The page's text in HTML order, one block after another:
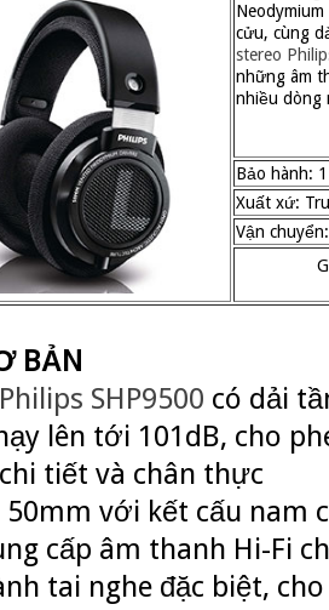
cửu, cùng
stereo
những âm
nhiều dòng
Bảo hành:
Xuất xứ:
Vận
BẢN
SHP9500 có dải
lên tới 101dB, cho
tiết và chân thực
với kết cấu nam
cấp âm thanh Hi-Fi
tai nghe đặc biệt,